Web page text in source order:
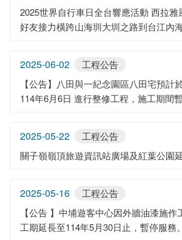
2025世界自行車日全台響應活動 西拉
好友接力橫跨山海圳大圳之路到台江內
2025-06-02
工程公告
【公告】八田與一紀念園區八田宅預計
114年6月6日 進行整修工程，施工期間
2025-05-22
工程公告
關子嶺嶺頂旅遊資訊站廣場及紅葉公園
2025-05-16
工程公告
【公告 】中埔遊客中心因外牆油漆施作
工期延長至114年5月30日止，暫停服務。